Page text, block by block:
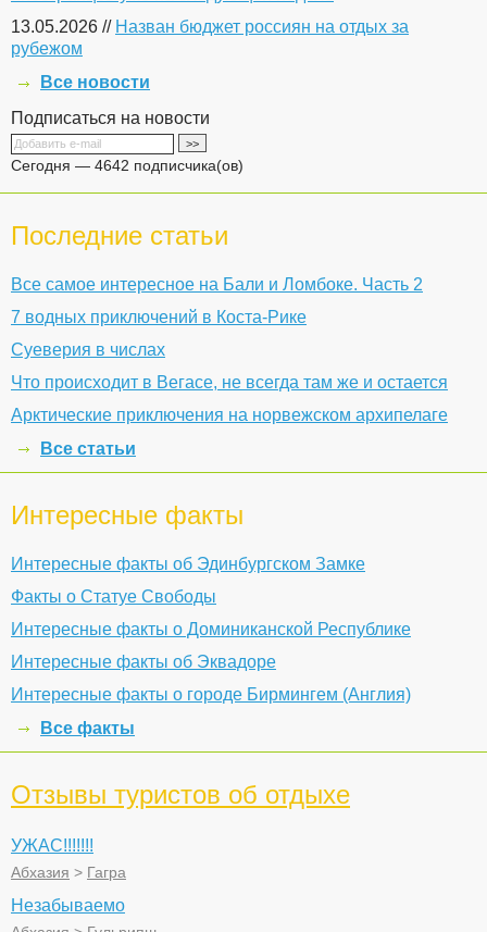
13.05.2026 // Назван бюджет россиян на отдых за
рубежом
Все новости
Подписаться на новости
Сегодня — 4642 подписчика(ов)
Последние статьи
Все самое интересное на Бали и Ломбоке. Часть 2
7 водных приключений в Коста-Рике
Суеверия в числах
Что происходит в Вегасе, не всегда там же и остается
Арктические приключения на норвежском архипелаге
Все статьи
Интересные факты
Интересные факты об Эдинбургском Замке
Факты о Статуе Свободы
Интересные факты о Доминиканской Республике
Интересные факты об Эквадоре
Интересные факты о городе Бирмингем (Англия)
Все факты
Отзывы туристов об отдыхе
УЖАС!!!!!!!
Абхазия > Гагра
Незабываемо